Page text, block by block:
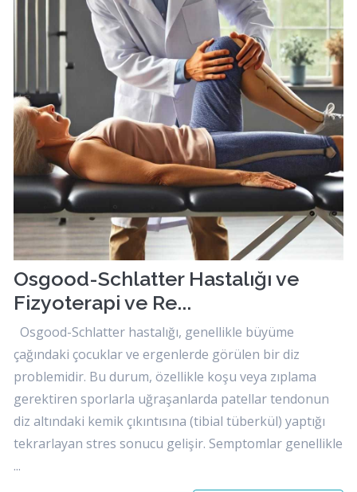
Osgood-Schlatter Hastalığı ve
Fizyoterapi ve Re...
Osgood-Schlatter hastalığı, genellikle büyüme
çağındaki çocuklar ve ergenlerde görülen bir diz
problemidir. Bu durum, özellikle koşu veya zıplama
gerektiren sporlarla uğraşanlarda patellar tendonun
diz altındaki kemik çıkıntısına (tibial tüberkül) yaptığı
tekrarlayan stres sonucu gelişir. Semptomlar genellikle
...